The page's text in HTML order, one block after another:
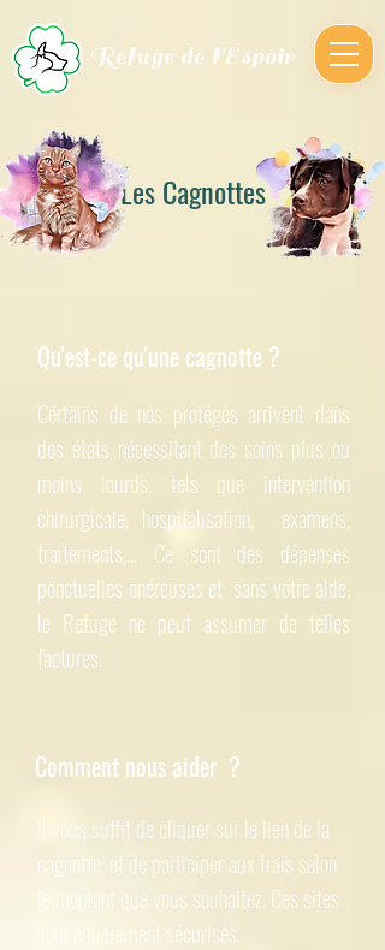
Refuge de l'Espoir
Les Cagnottes
Qu'est-ce qu'une cagnotte ?
Certains de nos protégés arrivent dans
des états nécessitant des soins plus ou
moins lourds, tels que intervention
chirurgicale, hospitalisation, examens,
traitements,... Ce sont des dépenses
ponctuelles onéreuses et sans votre aide,
le Refuge ne peut assumer de telles
factures.
Comment nous aider ?
Il vous suffit de cliquer sur le lien de la
cagnotte, et de participer aux frais selon
le montant que vous souhaitez. Ces sites
sont entièrement sécurisés.